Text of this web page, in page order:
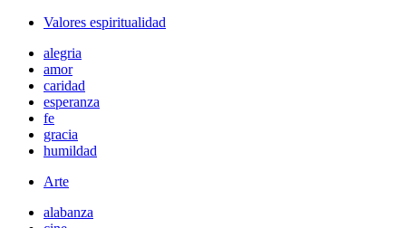
Valores espiritualidad
alegria
amor
caridad
esperanza
fe
gracia
humildad
Arte
alabanza